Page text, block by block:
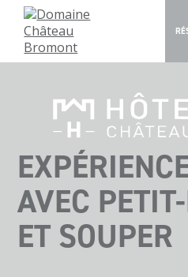
AVEC
ET SOUPER